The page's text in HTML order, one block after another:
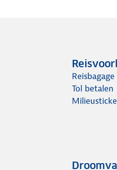
Reisbagage
Tol betalen